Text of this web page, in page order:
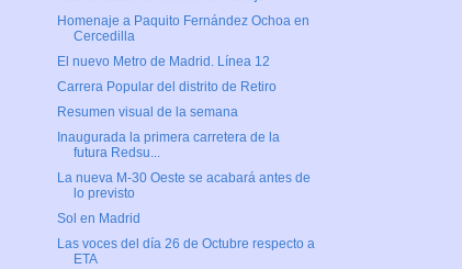
Homenaje a Paquito Fernández Ochoa en
Cercedilla
El nuevo Metro de Madrid. Línea 12
Carrera Popular del distrito de Retiro
Resumen visual de la semana
Inaugurada la primera carretera de la
futura Redsu...
La nueva M-30 Oeste se acabará antes de
lo previsto
Sol en Madrid
Las voces del día 26 de Octubre respecto a
ETA